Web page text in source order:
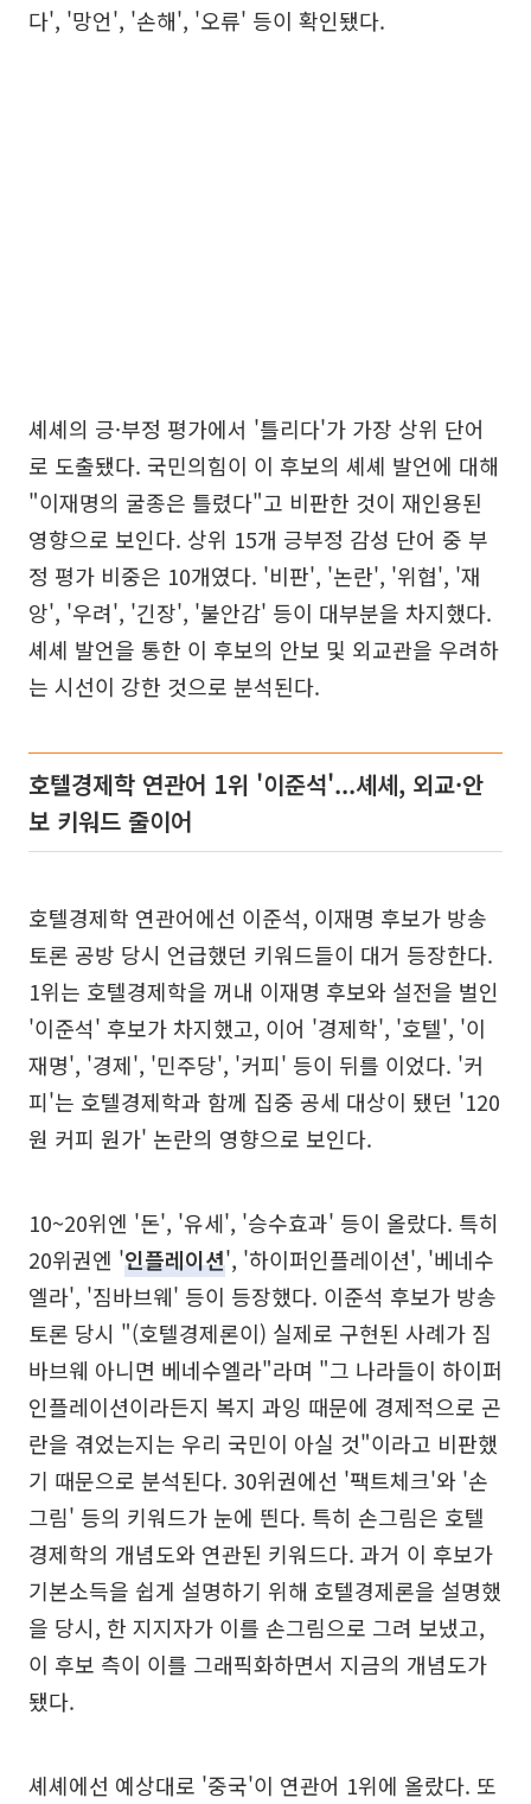
다', '망언', '손해', '오류' 등이 확인됐다.
셰셰의 긍·부정 평가에서 '틀리다'가 가장 상위 단어
로 도출됐다. 국민의힘이 이 후보의 셰셰 발언에 대해
"이재명의 굴종은 틀렸다"고 비판한 것이 재인용된
영향으로 보인다. 상위 15개 긍부정 감성 단어 중 부
정 평가 비중은 10개였다. '비판', '논란', '위협', '재
앙', '우려', '긴장', '불안감' 등이 대부분을 차지했다.
셰셰 발언을 통한 이 후보의 안보 및 외교관을 우려하
는 시선이 강한 것으로 분석된다.
호텔경제학 연관어 1위 '이준석'...셰셰, 외교·안
보 키워드 줄이어
호텔경제학 연관어에선 이준석, 이재명 후보가 방송
토론 공방 당시 언급했던 키워드들이 대거 등장한다.
1위는 호텔경제학을 꺼내 이재명 후보와 설전을 벌인
'이준석' 후보가 차지했고, 이어 '경제학', '호텔', '이
재명', '경제', '민주당', '커피' 등이 뒤를 이었다. '커
피'는 호텔경제학과 함께 집중 공세 대상이 됐던 '120
원 커피 원가' 논란의 영향으로 보인다.
10~20위엔 '돈', '유세', '승수효과' 등이 올랐다. 특히
20위권엔 '인플레이션', '하이퍼인플레이션', '베네수
엘라', '짐바브웨' 등이 등장했다. 이준석 후보가 방송
토론 당시 "(호텔경제론이) 실제로 구현된 사례가 짐
바브웨 아니면 베네수엘라"라며 "그 나라들이 하이퍼
인플레이션이라든지 복지 과잉 때문에 경제적으로 곤
란을 겪었는지는 우리 국민이 아실 것"이라고 비판했
기 때문으로 분석된다. 30위권에선 '팩트체크'와 '손
그림' 등의 키워드가 눈에 띈다. 특히 손그림은 호텔
경제학의 개념도와 연관된 키워드다. 과거 이 후보가
기본소득을 쉽게 설명하기 위해 호텔경제론을 설명했
을 당시, 한 지지자가 이를 손그림으로 그려 보냈고,
이 후보 측이 이를 그래픽화하면서 지금의 개념도가
됐다.
셰셰에선 예상대로 '중국'이 연관어 1위에 올랐다. 또